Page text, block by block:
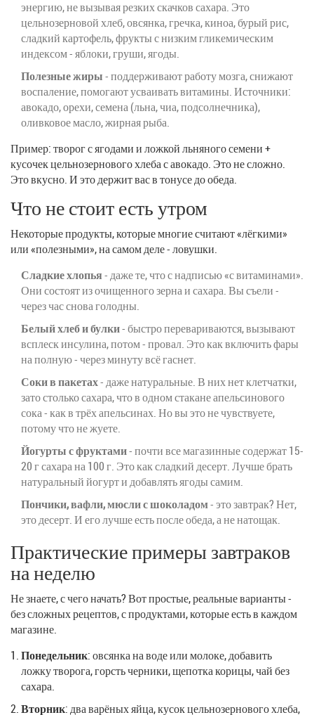
энергию, не вызывая резких скачков сахара. Это
цельнозерновой хлеб, овсянка, гречка, киноа, бурый рис,
сладкий картофель, фрукты с низким гликемическим
индексом - яблоки, груши, ягоды.
Полезные жиры- поддерживают работу мозга, снижают
воспаление, помогают усваивать витамины. Источники:
авокадо, орехи, семена (льна, чиа, подсолнечника),
оливковое масло, жирная рыба.
Пример: творог с ягодами и ложкой льняного семени +
кусочек цельнозернового хлеба с авокадо. Это не сложно.
Это вкусно. И это держит вас в тонусе до обеда.
Что не стоит есть утром
Некоторые продукты, которые многие считают «лёгкими»
или «полезными», на самом деле - ловушки.
Сладкие хлопья- даже те, что с надписью «с витаминами».
Они состоят из очищенного зерна и сахара. Вы съели -
через час снова голодны.
Белый хлеб и булки- быстро перевариваются, вызывают
всплеск инсулина, потом - провал. Это как включить фары
на полную - через минуту всё гаснет.
Соки в пакетах- даже натуральные. В них нет клетчатки,
зато столько сахара, что в одном стакане апельсинового
сока - как в трёх апельсинах. Но вы это не чувствуете,
потому что не жуете.
Йогурты с фруктами- почти все магазинные содержат 15-
20 г сахара на 100 г. Это как сладкий десерт. Лучше брать
натуральный йогурт и добавлять ягоды самим.
Пончики, вафли, мюсли с шоколадом- это завтрак? Нет,
это десерт. И его лучше есть после обеда, а не натощак.
Практические примеры завтраков
на неделю
Не знаете, с чего начать? Вот простые, реальные варианты -
без сложных рецептов, с продуктами, которые есть в каждом
магазине.
Понедельник: овсянка на воде или молоке, добавить
ложку творога, горсть черники, щепотка корицы, чай без
сахара.
Вторник: два варёных яйца, кусок цельнозернового хлеба,